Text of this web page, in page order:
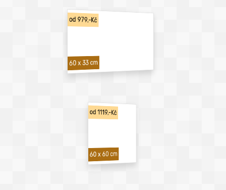
od 979,-Kč
60 x 33 cm
od 1119,-Kč
60 x 60 cm